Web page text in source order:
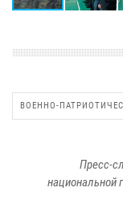
ВОЕННО-
Пресс-
национальной